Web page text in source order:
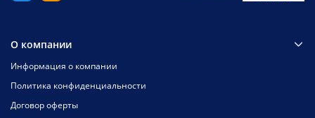
О компании
Информация о компании
Политика конфиденциальности
Договор оферты